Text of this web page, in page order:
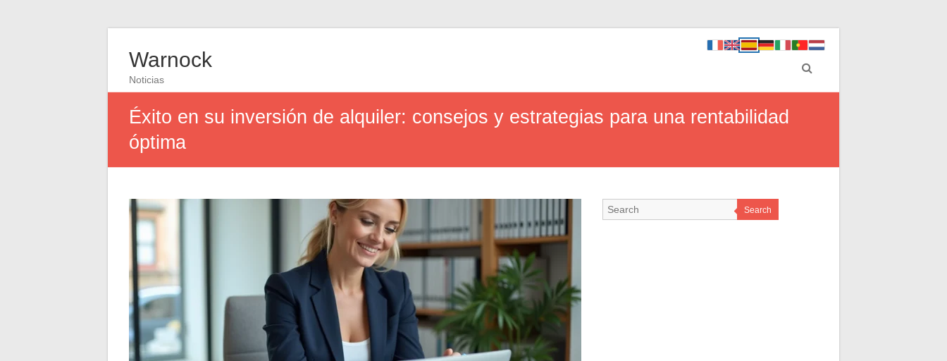
Warnock
Noticias
Éxito en su inversión de alquiler: consejos y estrategias para una rentabilidad
óptima
Search